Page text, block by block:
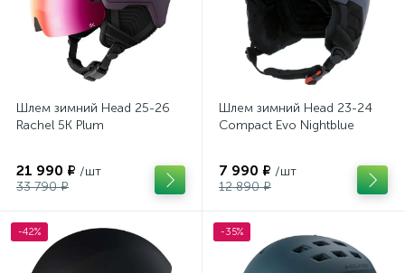
Шлем зимний Head 25-26
Rachel 5K Plum
21 990 ₽ /шт
33 790 ₽
Шлем зимний Head 23-24
Compact Evo Nightblue
7 990 ₽ /шт
12 890 ₽
-42% -35%